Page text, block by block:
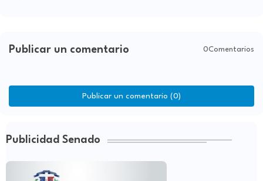
Publicar un comentario 0Comentarios
Publicar un comentario (0)
Publicidad Senado